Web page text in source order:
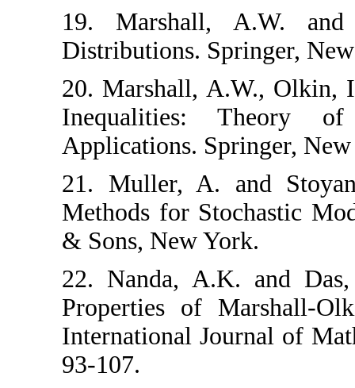
19. Marshall‎,
Distributions.
20. Marshall‎,
Inequalities‎:
Applications.
21. Muller‎, ‎A.
Methods‎ for
& Sons‎, ‎New
22. Nanda,
Properties of
International